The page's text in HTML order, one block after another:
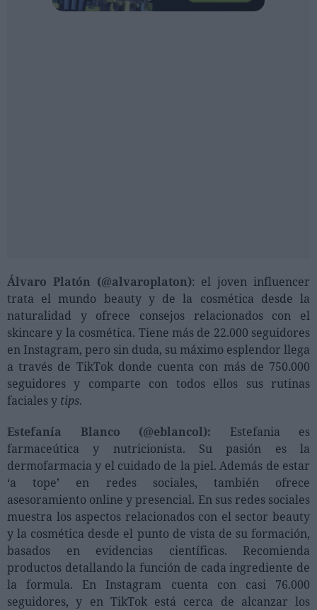
Álvaro Platón (@alvaroplaton): el joven influencer
trata el mundo beauty y de la cosmética desde la
naturalidad y ofrece consejos relacionados con el
skincare y la cosmética. Tiene más de 22.000 seguidores
en Instagram, pero sin duda, su máximo esplendor llega
a través de TikTok donde cuenta con más de 750.000
seguidores y comparte con todos ellos sus rutinas
faciales y tips.
Estefanía Blanco (@eblancol): Estefania es
farmaceútica y nutricionista. Su pasión es la
dermofarmacia y el cuidado de la piel. Además de estar
‘a tope’ en redes sociales, también ofrece
asesoramiento online y presencial. En sus redes sociales
muestra los aspectos relacionados con el sector beauty
y la cosmética desde el punto de vista de su formación,
basados en evidencias científicas. Recomienda
productos detallando la función de cada ingrediente de
la formula. En Instagram cuenta con casi 76.000
seguidores, y en TikTok está cerca de alcanzar los